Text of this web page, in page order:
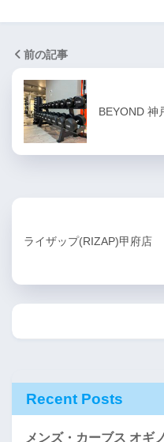
前の記事
BEYOND 神
ライザップ(RIZAP)甲府店
Recent Posts
メンズ・カーブス オギ